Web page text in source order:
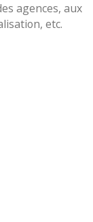
agences, aux
etc.